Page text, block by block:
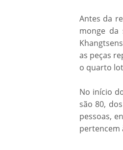
Antes da
monge da
as peças
o quarto
No início
são 80,
pessoas,
pertencem